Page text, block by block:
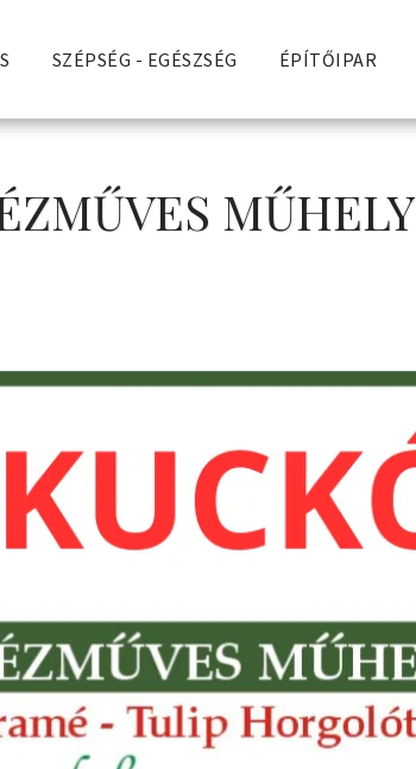
SZÉPSÉG - EGÉSZSÉG ÉPÍTŐIPAR
MŰHELY